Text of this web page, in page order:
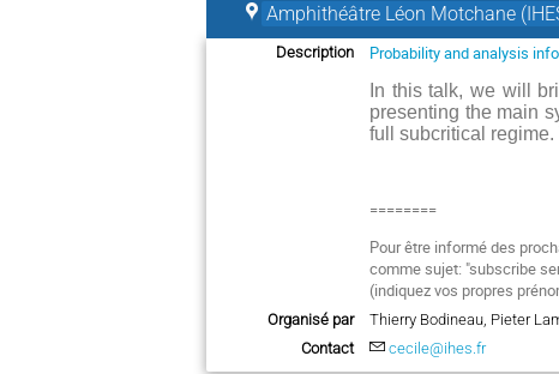
Amphithéâtre Léon Motchane
Description Probability and analysis
In this talk, we will
presenting the main
full subcritical
========
Pour être informé des
comme sujet: "subscribe
(indiquez vos propres
Organisé par
Thierry Bodineau, Pieter
Contact
cecile@ihes.fr